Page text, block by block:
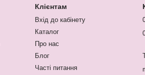
Клієнтам
Вхід до кабінету
Каталог
Про нас
Блог
Часті питання